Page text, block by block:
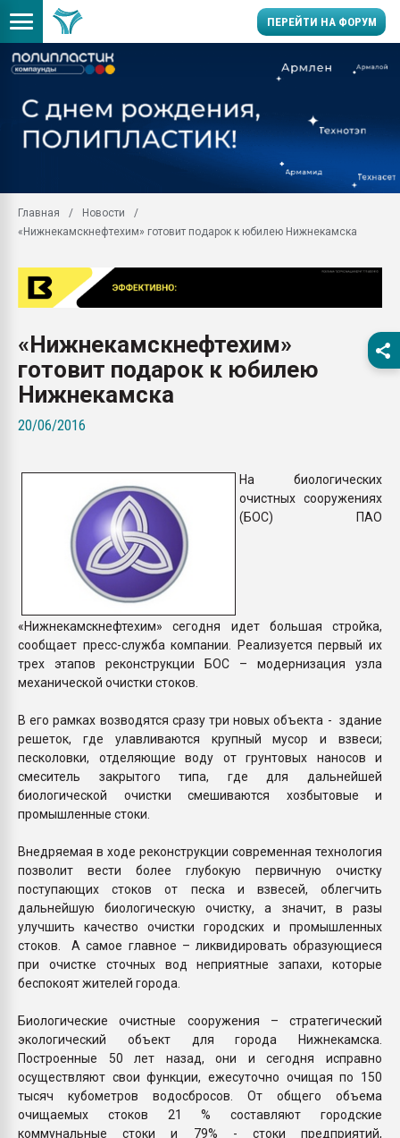
ПЕРЕЙТИ НА ФОРУМ
заводу пластмасс"
28.07.2026
пластмасс
28.07.2026
ПЕРЕЙТИ НА
Главная
Новости
«Нижнекамскнефтехим» готовит подарок к юбилею Нижнекамска
«Нижнекамскнефтехим»
готовит подарок к юбилею
Нижнекамска
20/06/2016
На биологических
очистных сооружениях
(БОС) ПАО
«Нижнекамскнефтехим» сегодня идет большая стройка,
сообщает пресс-служба компании. Реализуется первый их
трех этапов реконструкции БОС – модернизация узла
механической очистки стоков.
В его рамках возводятся сразу три новых объекта - здание
решеток, где улавливаются крупный мусор и взвеси;
песколовки, отделяющие воду от грунтовых наносов и
смеситель закрытого типа, где для дальнейшей
биологической очистки смешиваются хозбытовые и
промышленные стоки.
Внедряемая в ходе реконструкции современная технология
позволит вести более глубокую первичную очистку
поступающих стоков от песка и взвесей, облегчить
дальнейшую биологическую очистку, а значит, в разы
улучшить качество очистки городских и промышленных
стоков. А самое главное – ликвидировать образующиеся
при очистке сточных вод неприятные запахи, которые
беспокоят жителей города.
Биологические очистные сооружения – стратегический
экологический объект для города Нижнекамска.
Построенные 50 лет назад, они и сегодня исправно
осуществляют свои функции, ежесуточно очищая по 150
тысяч кубометров водосбросов. От общего объема
очищаемых стоков 21 % составляют городские
коммунальные стоки и 79% - стоки предприятий,